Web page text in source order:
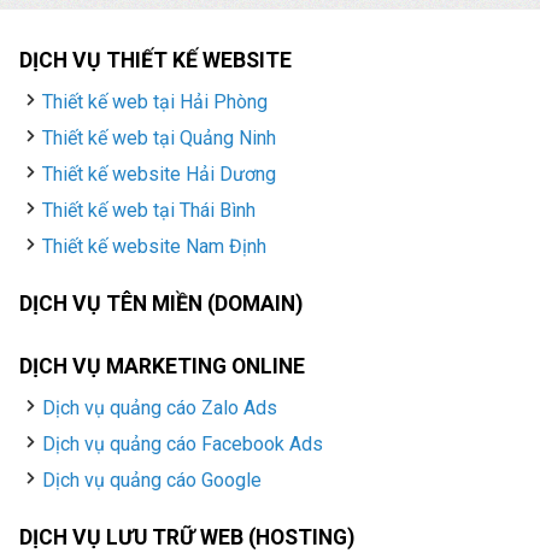
DỊCH VỤ THIẾT KẾ WEBSITE
Thiết kế web tại Hải Phòng
Thiết kế web tại Quảng Ninh
Thiết kế website Hải Dương
Thiết kế web tại Thái Bình
Thiết kế website Nam Định
DỊCH VỤ TÊN MIỀN (DOMAIN)
DỊCH VỤ MARKETING ONLINE
Dịch vụ quảng cáo Zalo Ads
Dịch vụ quảng cáo Facebook Ads
Dịch vụ quảng cáo Google
DỊCH VỤ LƯU TRỮ WEB (HOSTING)